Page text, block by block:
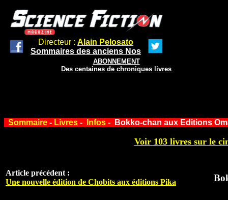
Directeur : Alain Pelosato
Sommaires des anciens Nos
ABONNEMENT
Des centaines de chroniques livres
Sommaire - Livres - Infos - Bokko-chan aux Editions
Voir 103 livres sur le
Article précédent :
Une nouvelle édition de Chobits aux éditions Pika